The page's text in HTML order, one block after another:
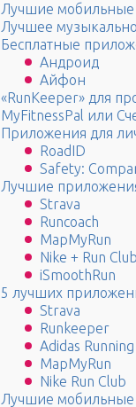
Лучшие мобильные
Лучшее
Бесплатные
Андроид
Айфон
«RunKeeper» для
MyFitnessPal или
Приложения для
RoadID
Safety:
Лучшие
Strava
Runcoach
MapMyRun
Nike + Run Club
iSmoothRun
5 лучших
Strava
Runkeeper
Adidas Running
MapMyRun
Nike Run Club
Лучшие мобильные